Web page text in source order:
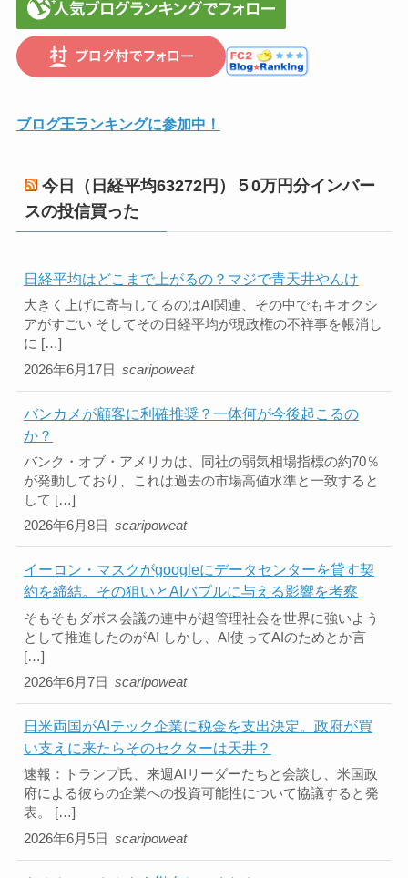
ブログ王ランキングに参加中！
今日（日経平均63272円）５0万円分インバー
スの投信買った
日経平均はどこまで上がるの？マジで青天井やんけ
2026年6月17日
大きく上げに寄与してるのはAI関連、その中でもキオクシ
アがすごい そしてその日経平均が現政権の不祥事を帳消し
に […]
scaripoweat
バンカメが顧客に利確推奨？一体何が今後起こるの
か？
2026年6月8日
バンク・オブ・アメリカは、同社の弱気相場指標の約70％
が発動しており、これは過去の市場高値水準と一致すると
して […]
scaripoweat
イーロン・マスクがgoogleにデータセンターを貸す契
約を締結。その狙いとAIバブルに与える影響を考察
2026年6月7日
そもそもダボス会議の連中が超管理社会を世界に強いよう
として推進したのがAI しかし、AI使ってAIのためとか言
[…]
scaripoweat
日米両国がAIテック企業に税金を支出決定。政府が買
い支えに来たらそのセクターは天井？
2026年6月5日
速報：トランプ氏、来週AIリーダーたちと会談し、米国政
府による彼らの企業への投資可能性について協議すると発
表。 […]
scaripoweat